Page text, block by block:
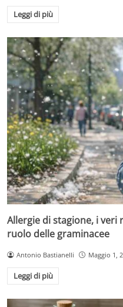
Leggi di più
Allergie di stagione, i veri
ruolo delle graminacee
Antonio Bastianelli Maggio 1,
Leggi di più